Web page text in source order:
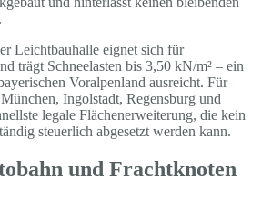
Leichtbauhalle eignet sich für
trägt Schneelasten bis 3,50 kN/m² – ein
Voralpenland ausreicht. Für
Ingolstadt, Regensburg und
legale Flächenerweiterung, die kein
steuerlich abgesetzt werden kann.
und Frachtknoten